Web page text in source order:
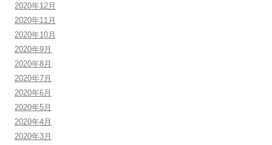
2020年12月
2020年11月
2020年10月
2020年9月
2020年8月
2020年7月
2020年6月
2020年5月
2020年4月
2020年3月